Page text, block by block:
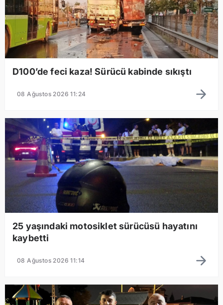
D100’de feci kaza! Sürücü kabinde sıkıştı
08 Ağustos 2026 11:24
25 yaşındaki motosiklet sürücüsü hayatını
kaybetti
08 Ağustos 2026 11:14